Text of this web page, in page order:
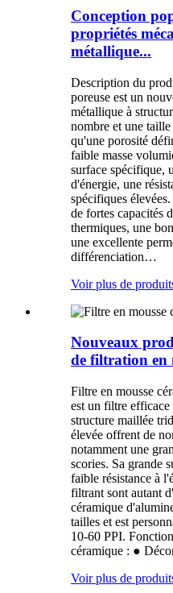
Conception
propriétés
métallique...
Description du
poreuse est un
métallique à
nombre et une
qu'une porosité
faible masse
surface spécifique,
d'énergie, une
spécifiques
de fortes capacités
thermiques, une
une excellente
différenciation…
Voir plus de
Nouveaux
de filtration en
Filtre en mousse
est un filtre
structure maillée
élevée offrent de
notamment une
scories. Sa grande
faible résistance à
filtrant sont autant
céramique
tailles et est
10-60 PPI.
céramique : ●
Voir plus de